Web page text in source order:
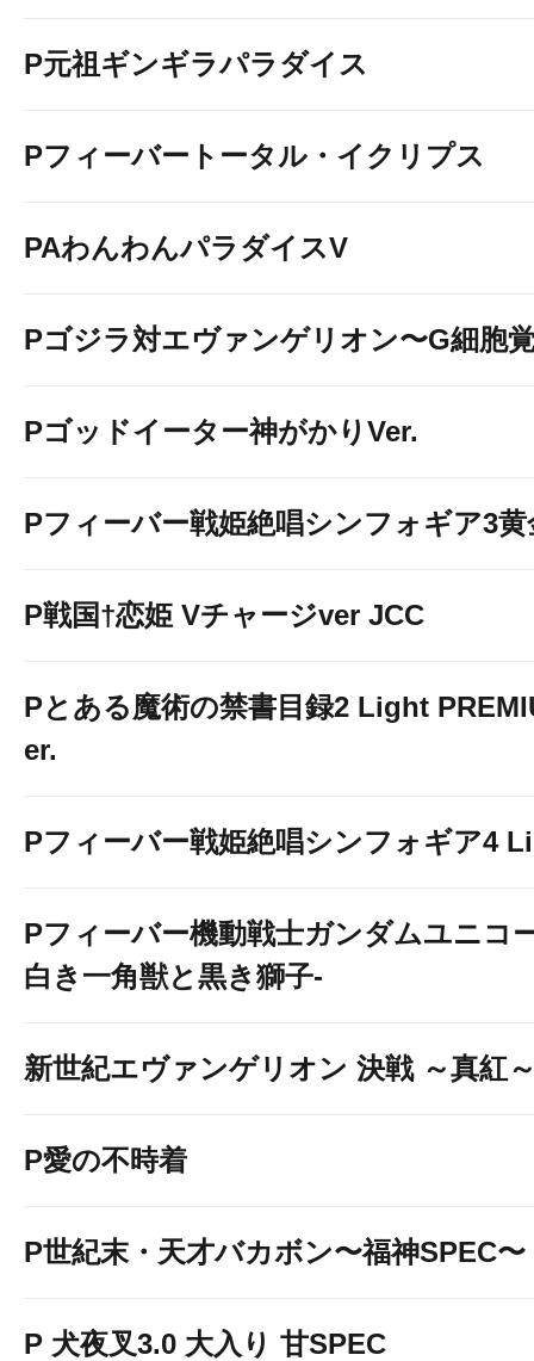
P元祖ギンギラパラダイス
Pフィーバートータル・イクリプス
PAわんわんパラダイスV
Pゴジラ対エヴァンゲリオン〜G細胞
Pゴッドイーター神がかりVer.
Pフィーバー戦姫絶唱シンフォギア3黄
P戦国†恋姫 Vチャージver JCC
Pとある魔術の禁書目録2 Light
er.
Pフィーバー戦姫絶唱シンフォギア4
Pフィーバー機動戦士ガンダムユニコ
白き一角獣と黒き獅子-
新世紀エヴァンゲリオン 決戦 ～真紅
P愛の不時着
P世紀末・天才バカボン〜福神SPEC〜
P 犬夜叉3.0 大入り 甘SPEC